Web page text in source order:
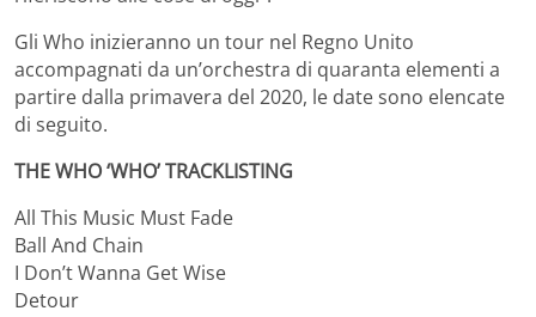
Gli Who inizieranno un tour nel Regno Unito
accompagnati da un’orchestra di quaranta elementi a
partire dalla primavera del 2020, le date sono elencate
di seguito.
THE WHO ‘WHO’ TRACKLISTING
All This Music Must Fade
Ball And Chain
I Don’t Wanna Get Wise
Detour